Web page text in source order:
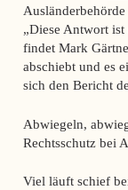
„Diese Antwort
findet Mark
abschiebt und es
sich den Bericht
Abwiegeln,
Rechtsschutz bei
Viel läuft schief